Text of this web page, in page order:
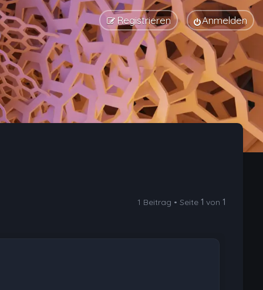
Anmelden
Registrieren
1 Beitrag • Seite1 von1